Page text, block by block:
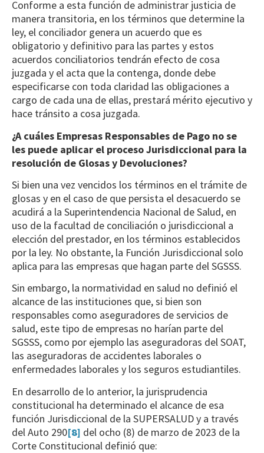
Conforme a esta función de administrar justicia de
manera transitoria, en los términos que determine la
ley, el conciliador genera un acuerdo que es
obligatorio y definitivo para las partes y estos
acuerdos conciliatorios tendrán efecto de cosa
juzgada y el acta que la contenga, donde debe
especificarse con toda claridad las obligaciones a
cargo de cada una de ellas, prestará mérito ejecutivo y
hace tránsito a cosa juzgada.
¿A cuáles Empresas Responsables de Pago no se
les puede aplicar el proceso Jurisdiccional para la
resolución de Glosas y Devoluciones?
Si bien una vez vencidos los términos en el trámite de
glosas y en el caso de que persista el desacuerdo se
acudirá a la Superintendencia Nacional de Salud, en
uso de la facultad de conciliación o jurisdiccional a
elección del prestador, en los términos establecidos
por la ley. No obstante, la Función Jurisdiccional solo
aplica para las empresas que hagan parte del SGSSS.
Sin embargo, la normatividad en salud no definió el
alcance de las instituciones que, si bien son
responsables como aseguradores de servicios de
salud, este tipo de empresas no harían parte del
SGSSS, como por ejemplo las aseguradoras del SOAT,
las aseguradoras de accidentes laborales o
enfermedades laborales y los seguros estudiantiles.
En desarrollo de lo anterior, la jurisprudencia
constitucional ha determinado el alcance de esa
función Jurisdiccional de la SUPERSALUD y a través
del Auto 290[8] del ocho (8) de marzo de 2023 de la
Corte Constitucional definió que: